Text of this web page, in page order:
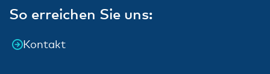
So erreichen Sie uns:
Kontakt